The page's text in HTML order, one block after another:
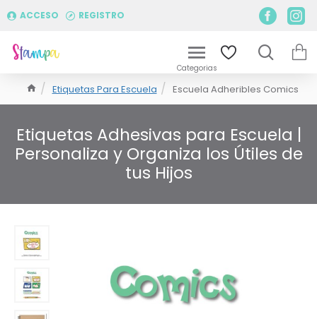
ACCESO REGISTRO
Etiquetas Para Escuela Escuela Adheribles Comics
Etiquetas Adhesivas para Escuela |
Personaliza y Organiza los Útiles de
tus Hijos